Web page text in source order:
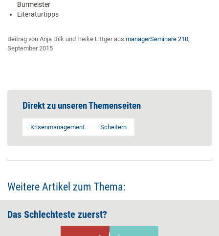
Burmeister
Literaturtipps
Beitrag von Anja Dilk und Heike Littger aus managerSeminare 210,
September 2015
Direkt zu unseren Themenseiten
Krisenmanagement Scheitern
Weitere Artikel zum Thema:
Das Schlechteste zuerst?